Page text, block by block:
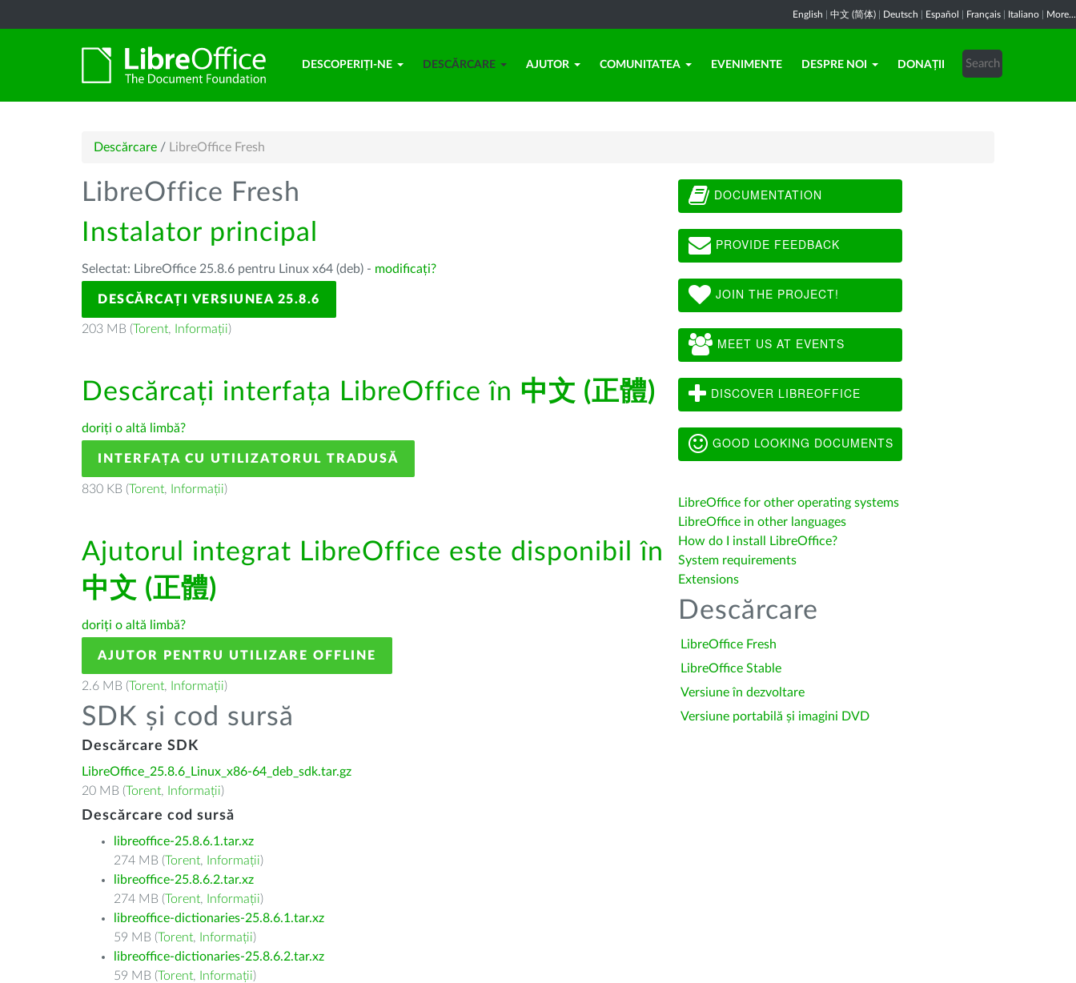
English 中文 (简体) Deutsch Español Français Italiano More...
DESCOPERIȚI-NE DESCĂRCARE AJUTOR COMUNITATEA EVENIMENTE DESPRE NOI DONAȚII
Descărcare / LibreOffice Fresh
LibreOffice Fresh
Instalator principal
Selectat: LibreOffice 25.8.6 pentru Linux x64 (deb) - modificați?
DESCĂRCAȚI VERSIUNEA 25.8.6
203 MB (Torent, Informații)
Descărcați interfața LibreOffice în 中文 (正體)
doriți o altă limbă?
INTERFAȚA CU UTILIZATORUL TRADUSĂ
830 KB (Torent, Informații)
Ajutorul integrat LibreOffice este disponibil în
中文 (正體)
doriți o altă limbă?
AJUTOR PENTRU UTILIZARE OFFLINE
2.6 MB (Torent, Informații)
SDK și cod sursă
Descărcare SDK
LibreOffice_25.8.6_Linux_x86-64_deb_sdk.tar.gz
20 MB (Torent, Informații)
Descărcare cod sursă
libreoffice-25.8.6.1.tar.xz
274 MB (Torent, Informații)
libreoffice-25.8.6.2.tar.xz
274 MB (Torent, Informații)
libreoffice-dictionaries-25.8.6.1.tar.xz
59 MB (Torent, Informații)
libreoffice-dictionaries-25.8.6.2.tar.xz
59 MB (Torent, Informații)
DOCUMENTATION
PROVIDE FEEDBACK
JOIN THE PROJECT!
MEET US AT EVENTS
DISCOVER LIBREOFFICE
GOOD LOOKING DOCUMENTS
LibreOffice for other operating systems
LibreOffice in other languages
How do I install LibreOffice?
System requirements
Extensions
Descărcare
LibreOffice Fresh
LibreOffice Stable
Versiune în dezvoltare
Versiune portabilă și imagini DVD